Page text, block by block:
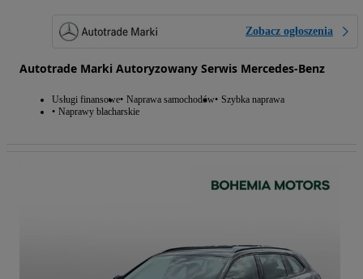
Zobacz ogłoszenia
Autotrade Marki Autoryzowany Serwis Mercedes-Benz
Usługi finansowe Naprawa samochodów Szybka naprawa
Naprawy blacharskie